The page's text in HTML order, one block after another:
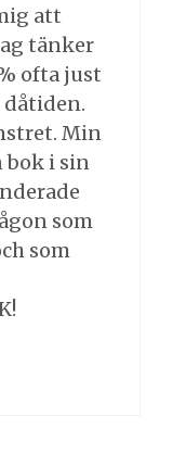
att
tänker
ofta just
Min
bok i sin
som
som